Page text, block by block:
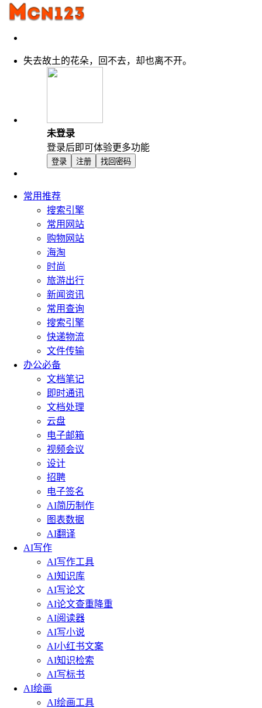
失去故土的花朵，回不去，却也离不开。
未登录
登录后即可体验更多功能
登录 注册 找回密码
常用推荐
搜索引擎
常用网站
购物网站
海淘
时尚
旅游出行
新闻资讯
常用查询
搜索引擎
快递物流
文件传输
办公必备
文档笔记
即时通讯
文档处理
云盘
电子邮箱
视频会议
设计
招聘
电子签名
AI简历制作
图表数据
AI翻译
AI写作
AI写作工具
AI知识库
AI写论文
AI论文查重降重
AI阅读器
AI写小说
AI小红书文案
AI知识检索
AI写标书
AI绘画
AI绘画工具